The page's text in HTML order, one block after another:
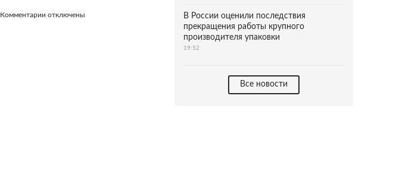
Комментарии отключены
В России оценили последствия
прекращения работы крупного
производителя упаковки
19:52
Все новости